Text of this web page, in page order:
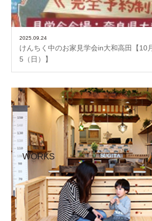
2025.09.24
けんちく中のお家見学会in大和高田【10
5（日）】
WORKS